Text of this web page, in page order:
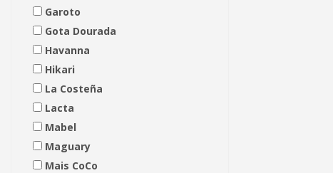
Garoto
Gota Dourada
Havanna
Hikari
La Costeña
Lacta
Mabel
Maguary
Mais CoCo